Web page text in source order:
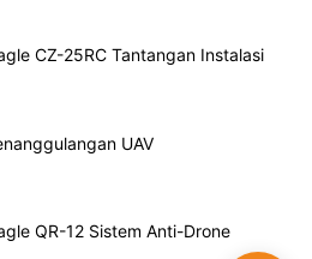
CZ-25RC Tantangan Instalasi
UAV
QR-12 Sistem Anti-Drone